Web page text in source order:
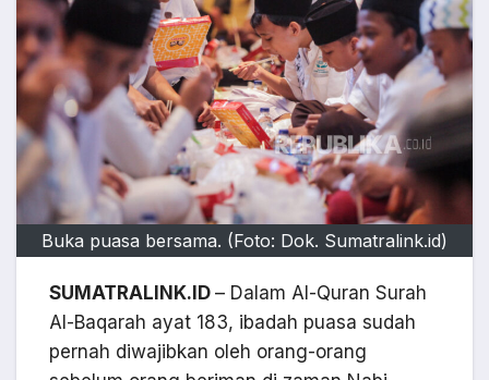
Buka puasa bersama. (Foto: Dok. Sumatralink.id)
SUMATRALINK.ID – Dalam Al-Quran Surah
Al-Baqarah ayat 183, ibadah puasa sudah
pernah diwajibkan oleh orang-orang